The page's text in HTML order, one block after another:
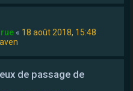
« 18 août 2018, 15:48
de passage de